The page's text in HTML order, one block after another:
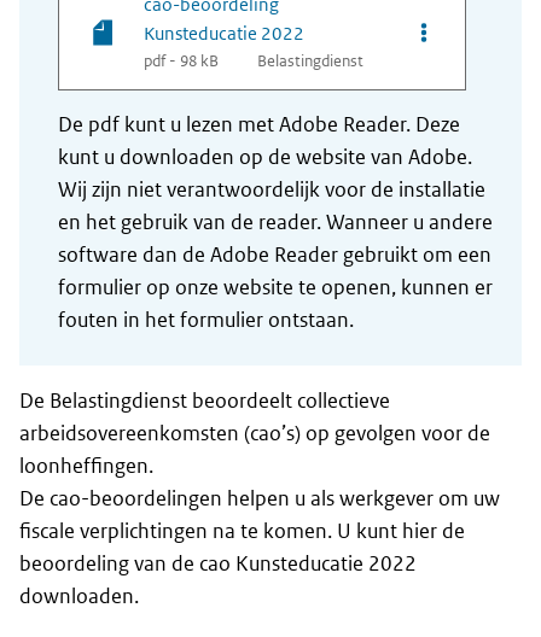
Kunsteducatie 2022
pdf - 98 kB Belastingdienst
Opties van
De pdf kunt u lezen met Adobe Reader. Deze
kunt u downloaden op de website van Adobe.
Wij zijn niet verantwoordelijk voor de installatie
en het gebruik van de reader. Wanneer u andere
software dan de Adobe Reader gebruikt om een
formulier op onze website te openen, kunnen er
fouten in het formulier ontstaan.
De Belastingdienst beoordeelt collectieve
arbeidsovereenkomsten (cao’s) op gevolgen voor de
loonheffingen.
De cao-beoordelingen helpen u als werkgever om uw
fiscale verplichtingen na te komen. U kunt hier de
beoordeling van de cao Kunsteducatie 2022
downloaden.